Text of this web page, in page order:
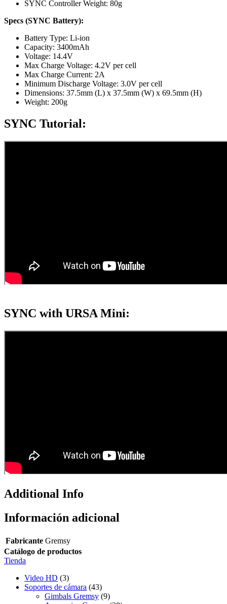
SYNC Controller Weight: 80g
Specs (SYNC Battery):
Battery Type: Li-ion
Capacity: 3400mAh
Voltage: 14.4V
Max Charge Voltage: 4.2V per cell
Max Charge Current: 2A
Minimum Discharge Voltage: 3.0V per cell
Dimensions: 37.5mm (L) x 37.5mm (W) x 69.5mm (H)
Weight: 200g
SYNC Tutorial:
SYNC with URSA Mini:
Additional Info
Información adicional
Fabricante Gremsy
Catálogo de productos
Tienda
Video HD (3)
Soportes de cámara (43)
Gimbals Gremsy (9)